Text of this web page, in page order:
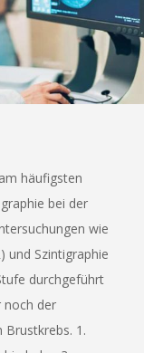
häufigsten
bei der
wie
und Szintigraphie
durchgeführt
noch der
1.